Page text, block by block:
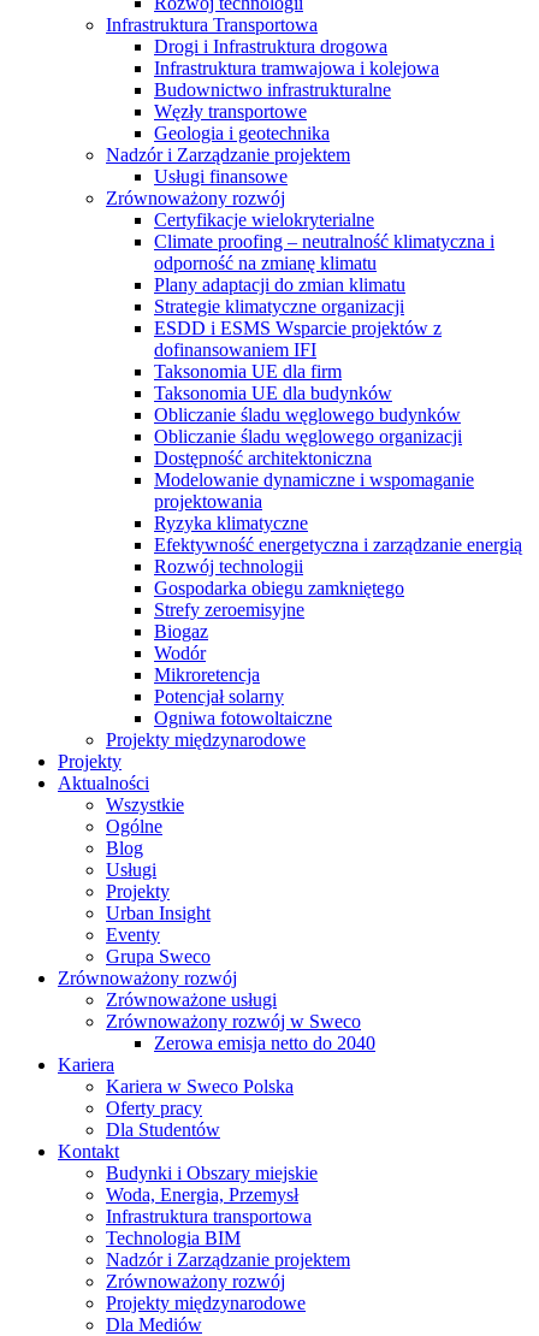
Infrastruktura Transportowa
Drogi i Infrastruktura drogowa
Infrastruktura tramwajowa i kolejowa
Budownictwo infrastrukturalne
Węzły transportowe
Geologia i geotechnika
Nadzór i Zarządzanie projektem
Usługi finansowe
Zrównoważony rozwój
Certyfikacje wielokryterialne
Climate proofing – neutralność klimatyczna i
odporność na zmianę klimatu
Plany adaptacji do zmian klimatu
Strategie klimatyczne organizacji
ESDD i ESMS Wsparcie projektów z
dofinansowaniem IFI
Taksonomia UE dla firm
Taksonomia UE dla budynków
Obliczanie śladu węglowego budynków
Obliczanie śladu węglowego organizacji
Dostępność architektoniczna
Modelowanie dynamiczne i wspomaganie
projektowania
Ryzyka klimatyczne
Efektywność energetyczna i zarządzanie energią
Rozwój technologii
Gospodarka obiegu zamkniętego
Strefy zeroemisyjne
Biogaz
Wodór
Mikroretencja
Potencjał solarny
Ogniwa fotowoltaiczne
Projekty międzynarodowe
Projekty
Aktualności
Wszystkie
Ogólne
Blog
Usługi
Projekty
Urban Insight
Eventy
Grupa Sweco
Zrównoważony rozwój
Zrównoważone usługi
Zrównoważony rozwój w Sweco
Zerowa emisja netto do 2040
Kariera
Kariera w Sweco Polska
Oferty pracy
Dla Studentów
Kontakt
Budynki i Obszary miejskie
Woda, Energia, Przemysł
Infrastruktura transportowa
Technologia BIM
Nadzór i Zarządzanie projektem
Zrównoważony rozwój
Projekty międzynarodowe
Dla Mediów